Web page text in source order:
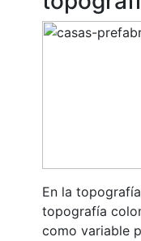
En la
topografía
como variable